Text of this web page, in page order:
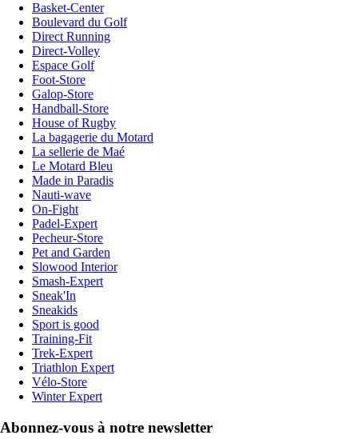
Basket-Center
Boulevard du Golf
Direct Running
Direct-Volley
Espace Golf
Foot-Store
Galop-Store
Handball-Store
House of Rugby
La bagagerie du Motard
La sellerie de Maé
Le Motard Bleu
Made in Paradis
Nauti-wave
On-Fight
Padel-Expert
Pecheur-Store
Pet and Garden
Slowood Interior
Smash-Expert
Sneak'In
Sneakids
Sport is good
Training-Fit
Trek-Expert
Triathlon Expert
Vélo-Store
Winter Expert
Abonnez-vous à notre newsletter